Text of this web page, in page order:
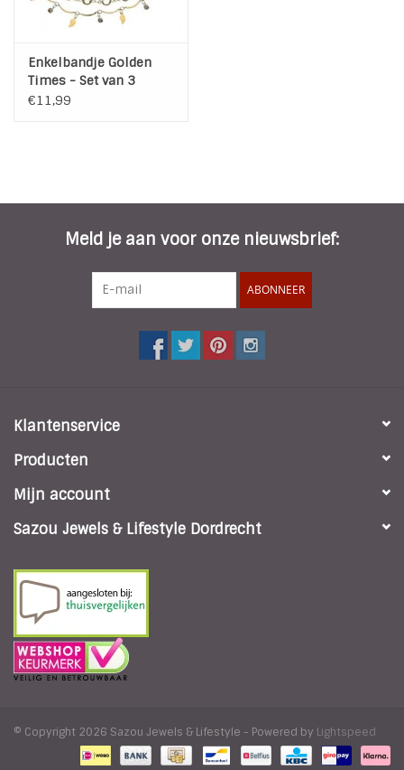
Enkelbandje Golden
Times - Set van 3
€11,99
Meld je aan voor onze nieuwsbrief:
ABONNEER
Klantenservice
Producten
Mijn account
Sazou Jewels & Lifestyle Dordrecht
© Copyright 2026 Sazou Jewels & Lifestyle - Powered by Lightspeed